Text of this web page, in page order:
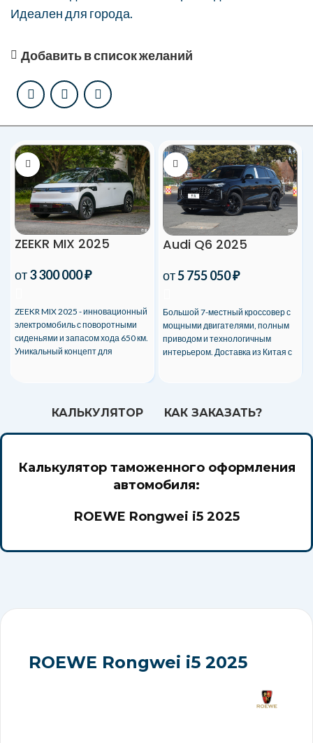
Идеален для города.
Добавить в список желаний
ZEEKR MIX 2025
от3 300 000₽
ZEEKR MIX 2025 - инновационный
электромобиль с поворотными
сиденьями и запасом хода 650 км.
Уникальный концепт для
Audi Q6 2025
от5 755 050₽
Большой 7-местный кроссовер с
мощными двигателями, полным
приводом и технологичным
интерьером. Доставка из Китая с
КАЛЬКУЛЯТОР КАК ЗАКАЗАТЬ?
Калькулятор таможенного оформления
автомобиля:
ROEWE Rongwei i5 2025
ROEWE Rongwei i5 2025